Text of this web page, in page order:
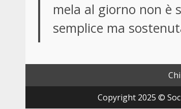
mela al giorno non è
semplice ma
Copyright 2025 ©